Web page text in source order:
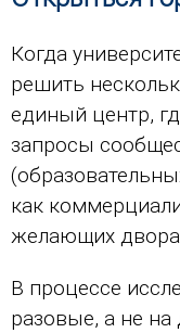
Когда
решить
единый центр,
запросы
как
желающих
В процессе
разовые, а не